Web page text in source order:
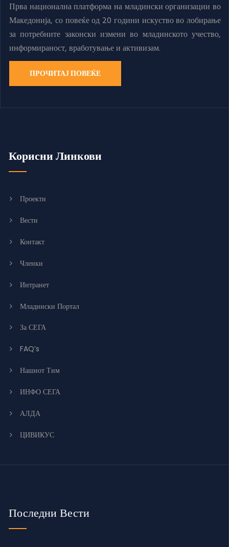
Прва национална платформа на младински организации во
Македонија, со повеќе од 20 години искуство во лобирање
за потребните законски измени во младинското учество,
информираност, вработување и активизам.
ПРОЧИТАЈ ПОВЕЌЕ
Корисни Линкови
Проекти
Вести
Контакт
Членки
Интранет
Младински Портал
За СЕГА
FAQ’s
Нашиот Тим
ИНФО СЕГА
АЛДА
ЦИВИКУС
Последни Вести